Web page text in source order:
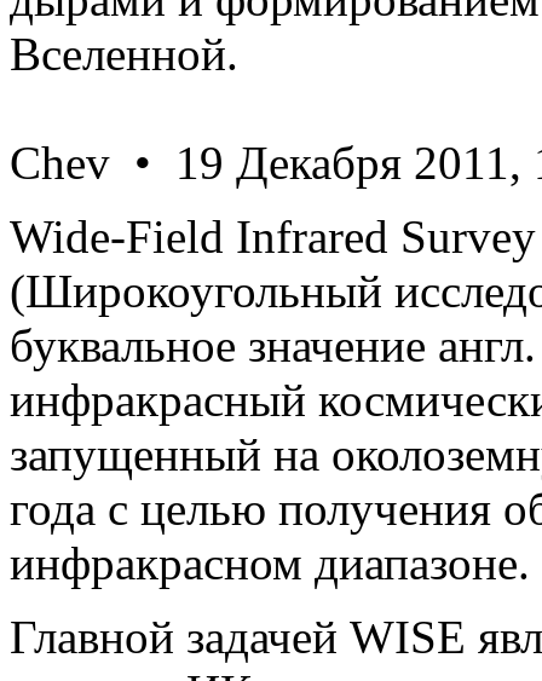
Вселенной.
Chev • 19 Декабря 2011,
Wide-Field Infrared
(Широкоугольный
буквальное значение
инфракрасный
запущенный на
года с целью получения
инфракрасном диапазоне.
Главной задачей WISE